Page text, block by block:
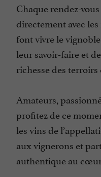
Chaque rendez-
directement avec
font vivre le
leur savoir-faire et
richesse des
Amateurs,
profitez de ce
les vins de
aux vignerons et
authentique au